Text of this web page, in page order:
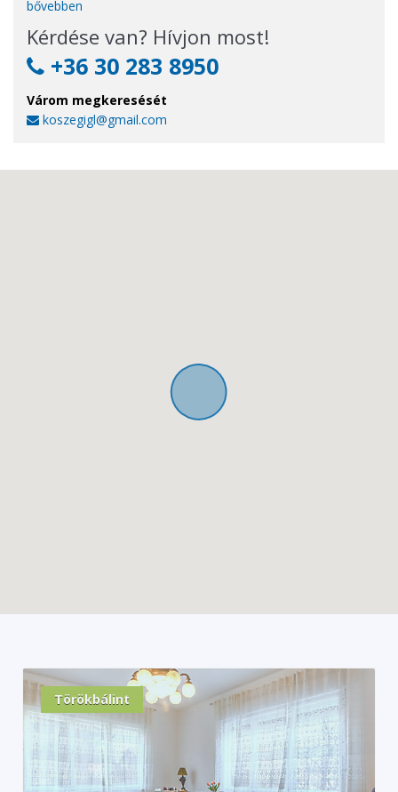
bővebben
Kérdése van? Hívjon most!
+36 30 283 8950
Várom megkeresését
koszegigl@gmail.com
Törökbálint